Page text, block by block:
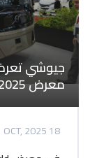
جيوشي
معرض Busworld 2025
18 OCT, 2025